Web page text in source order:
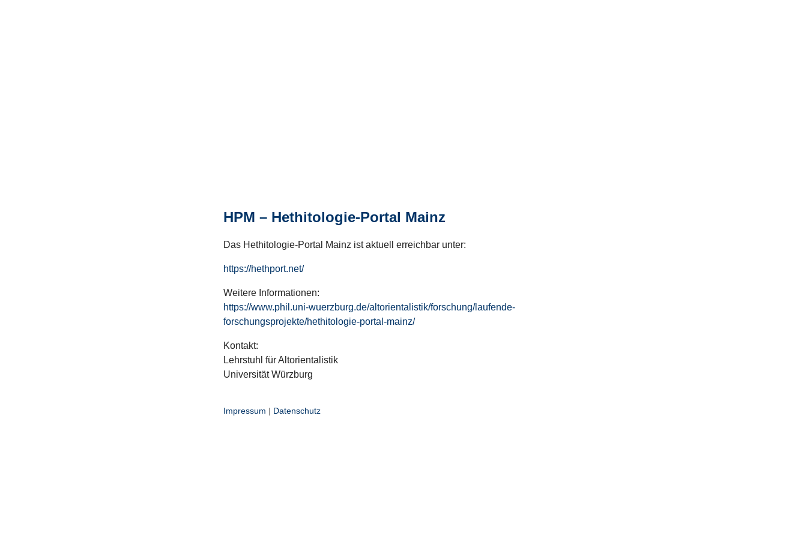
HPM – Hethitologie-Portal Mainz
Das Hethitologie-Portal Mainz ist aktuell erreichbar unter:
https://hethport.net/
Weitere Informationen:
https://www.phil.uni-wuerzburg.de/altorientalistik/forschung/laufende-
forschungsprojekte/hethitologie-portal-mainz/
Kontakt:
Lehrstuhl für Altorientalistik
Universität Würzburg
Impressum | Datenschutz